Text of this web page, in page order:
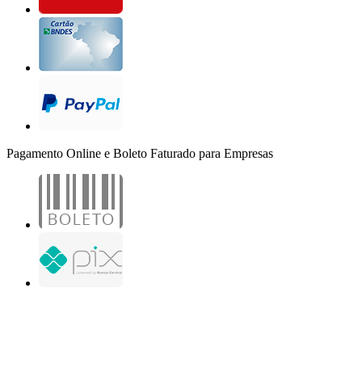
Pagamento Online e Boleto Faturado para Empresas